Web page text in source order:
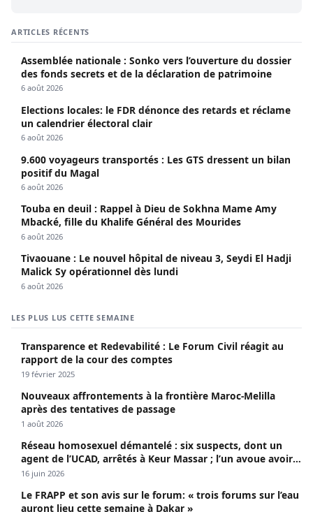
ARTICLES RÉCENTS
Assemblée nationale : Sonko vers l’ouverture du dossier
des fonds secrets et de la déclaration de patrimoine
6 août 2026
Elections locales: le FDR dénonce des retards et réclame
un calendrier électoral clair
6 août 2026
9.600 voyageurs transportés : Les GTS dressent un bilan
positif du Magal
6 août 2026
Touba en deuil : Rappel à Dieu de Sokhna Mame Amy
Mbacké, fille du Khalife Général des Mourides
6 août 2026
Tivaouane : Le nouvel hôpital de niveau 3, Seydi El Hadji
Malick Sy opérationnel dès lundi
6 août 2026
LES PLUS LUS CETTE SEMAINE
Transparence et Redevabilité : Le Forum Civil réagit au
rapport de la cour des comptes
19 février 2025
Nouveaux affrontements à la frontière Maroc-Melilla
après des tentatives de passage
1 août 2026
Réseau homosexuel démantelé : six suspects, dont un
agent de l’UCAD, arrêtés à Keur Massar ; l’un avoue avoir
propagé le VIH depuis 2018
16 juin 2026
Le FRAPP et son avis sur le forum: « trois forums sur l’eau
auront lieu cette semaine à Dakar »